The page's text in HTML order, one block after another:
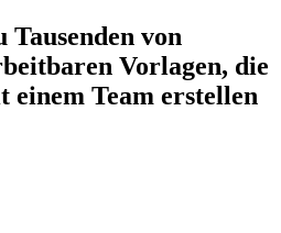
von
Vorlagen, die
einem Team erstellen